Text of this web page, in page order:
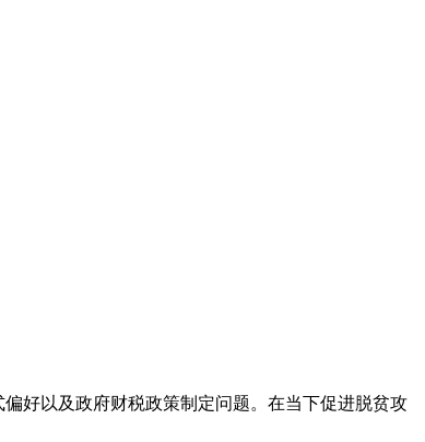
好以及政府财税政策制定问题。在当下促进脱贫攻